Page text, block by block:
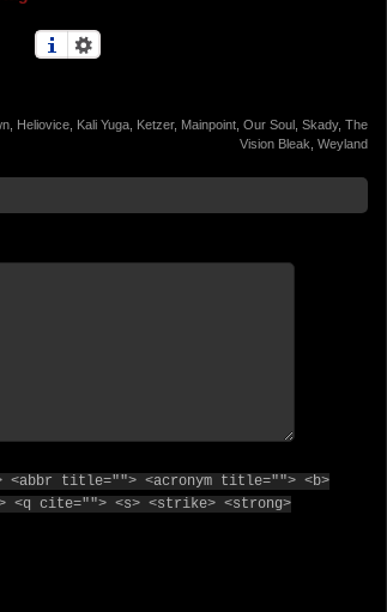
Heliovice Kali Yuga Ketzer, Mainpoint Our Soul Skady, The
Vision Bleak Weyland
title=""> <acronym title=""> <b>
<q cite=""> <s> <strike> <strong>